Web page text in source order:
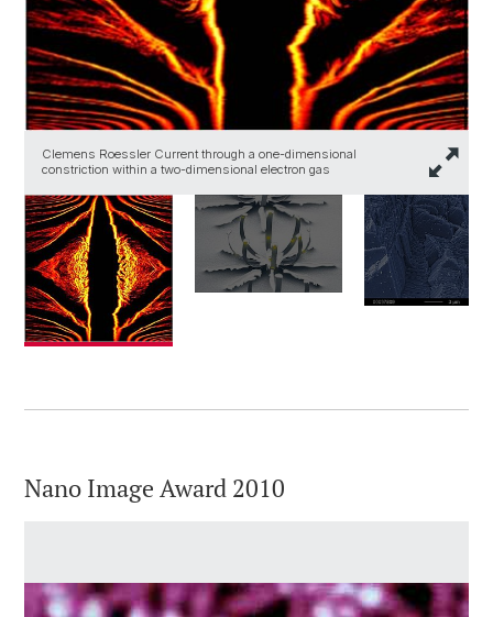
Clemens Roessler Current through a one-dimensional
constriction within a two-dimensional electron gas
Nano Image Award 2010